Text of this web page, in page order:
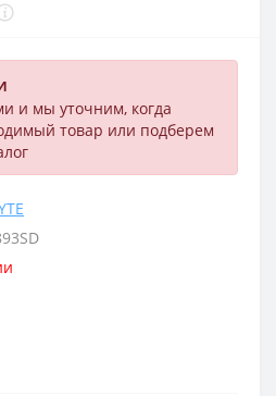
и мы уточним, когда
товар или подберем